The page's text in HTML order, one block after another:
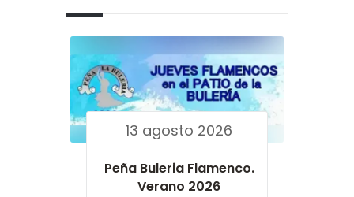
13 agosto 2026
Peña Buleria Flamenco.
Verano 2026